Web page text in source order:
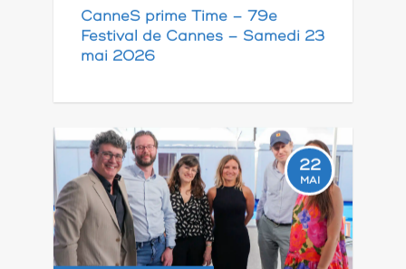
CanneS prime Time – 79e
Festival de Cannes – Samedi 23
mai 2026
22
MAI